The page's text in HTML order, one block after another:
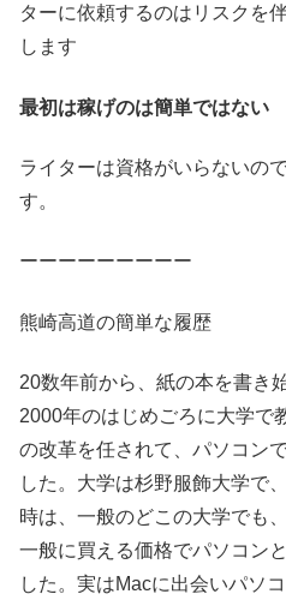
ターに依頼するのはリスクを
します
最初は稼げのは簡単ではない
ライターは資格がいらないの
す。
ーーーーーーーーー
熊崎高道の簡単な履歴
20数年前から、紙の本を書き
2000年のはじめごろに大学で
の改革を任されて、パソコン
した。大学は杉野服飾大学で
時は、一般のどこの大学でも
一般に買える価格でパソコン
した。実はMacに出会いパソ